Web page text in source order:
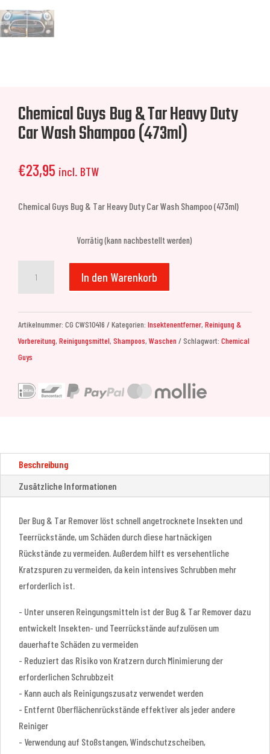
Chemical Guys Bug & Tar Heavy Duty
Car Wash Shampoo (473ml)
€23,95 incl. BTW
Chemical Guys Bug & Tar Heavy Duty Car Wash Shampoo (473ml)
Vorrätig (kann nachbestellt werden)
Duty
Car
Wash
In den Warenkorb
Artikelnummer: CG CWS10416 Kategorien: Insektenentferner, Reinigung &
Vorbereitung, Reinigungsmittel, Shampoos, Waschen Schlagwort: Chemical
Guys
Beschreibung
Zusätzliche Informationen
Der Bug & Tar Remover löst schnell angetrocknete Insekten und
Teerrückstände, um Schäden durch diese hartnäckigen
Rückstände zu vermeiden. Außerdem hilft es versehentliche
Kratzspuren zu vermeiden, da kein intensives Schrubben mehr
erforderlich ist.
- Unter unseren Reingungsmitteln ist der Bug & Tar Remover dazu
entwickelt Insekten- und Teerrückstände aufzulösen um
dauerhafte Schäden zu vermeiden
- Reduziert das Risiko von Kratzern durch Minimierung der
erforderlichen Schrubbzeit
- Kann auch als Reinigungszusatz verwendet werden
- Entfernt Oberflächenrückstände effektiver als jeder andere
Reiniger
- Verwendung auf Stoßstangen, Windschutzscheiben,